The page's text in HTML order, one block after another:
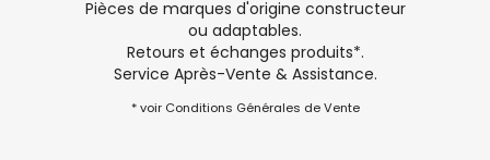
Pièces de marques d'origine constructeur
ou adaptables.
Retours et échanges produits*.
Service Après-Vente & Assistance.
* voir Conditions Générales de Vente